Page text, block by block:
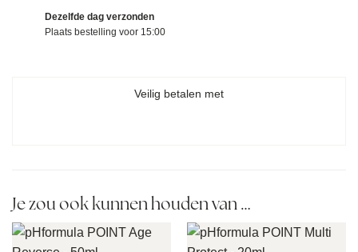
Dezelfde dag verzonden
Plaats bestelling voor 15:00
Veilig betalen met
Je zou ook kunnen houden van …